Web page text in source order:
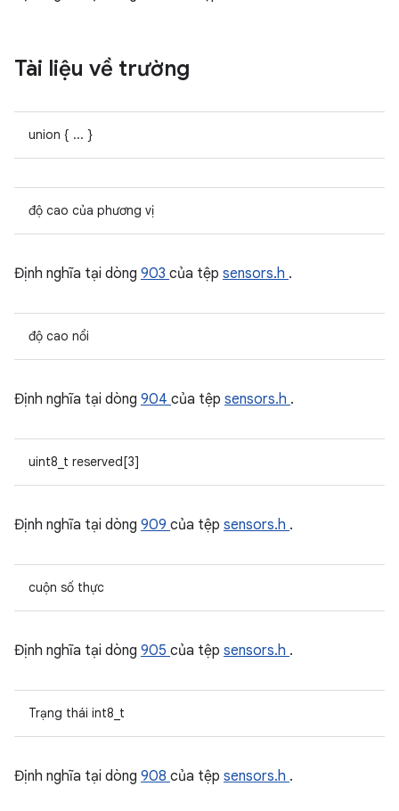
Tài liệu về trường
union { ... }
độ cao của phương vị
Định nghĩa tại dòng 903 của tệp sensors.h .
độ cao nổi
Định nghĩa tại dòng 904 của tệp sensors.h .
uint8_t reserved[3]
Định nghĩa tại dòng 909 của tệp sensors.h .
cuộn số thực
Định nghĩa tại dòng 905 của tệp sensors.h .
Trạng thái int8_t
Định nghĩa tại dòng 908 của tệp sensors.h .